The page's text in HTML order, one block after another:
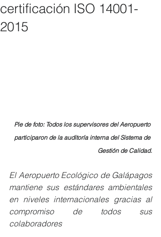
certificación ISO 14001-
2015
Pie de foto: Todos los supervisores del Aeropuerto
participaron de la auditoría interna del Sistema de
Gestión de Calidad.
El Aeropuerto Ecológico de Galápagos
mantiene sus estándares ambientales
en niveles internacionales gracias al
compromiso de todos sus
colaboradores